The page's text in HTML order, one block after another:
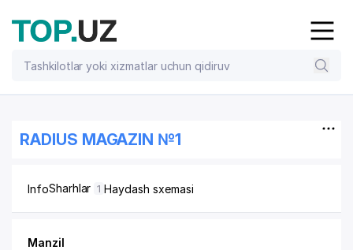
RADIUS MAGAZIN №1
InfoSharhlar 1 Haydash sxemasi
Manzil